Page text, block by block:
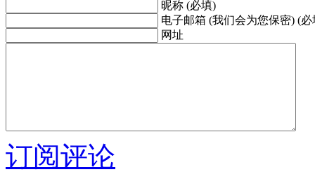
昵称 (必填)
电子邮箱 (我们会为您保密) (必
网址
订阅评论